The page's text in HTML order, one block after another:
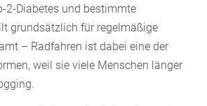
2-Diabetes und bestimmte
grundsätzlich für regelmäßige
– Radfahren ist dabei eine der
weil sie viele Menschen länger